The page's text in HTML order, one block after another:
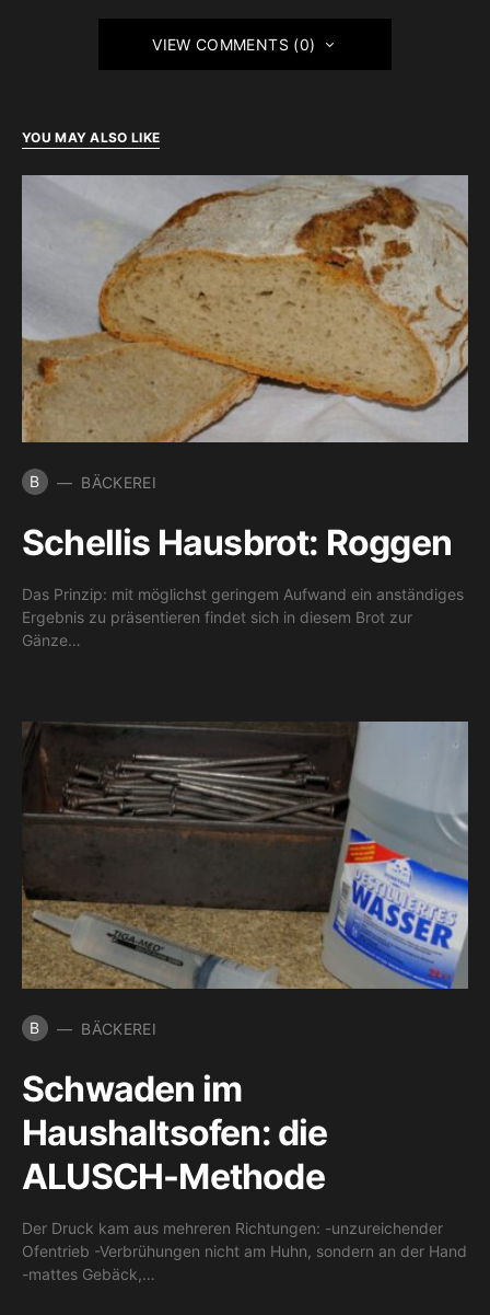
VIEW COMMENTS (0)
YOU MAY ALSO LIKE
B BÄCKEREI
Schellis Hausbrot: Roggen
Das Prinzip: mit möglichst geringem Aufwand ein anständiges
Ergebnis zu präsentieren findet sich in diesem Brot zur
Gänze…
B BÄCKEREI
Schwaden im
Haushaltsofen: die
ALUSCH-Methode
Der Druck kam aus mehreren Richtungen: -unzureichender
Ofentrieb -Verbrühungen nicht am Huhn, sondern an der Hand
-mattes Gebäck,…